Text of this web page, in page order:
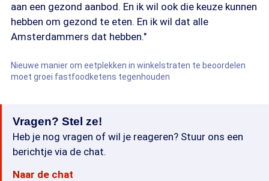
aan een gezond aanbod. En ik wil ook die keuze kunnen
hebben om gezond te eten. En ik wil dat alle
Amsterdammers dat hebben."
Nieuwe manier om eetplekken in winkelstraten te beoordelen
moet groei fastfoodketens tegenhouden
Vragen? Stel ze!
Heb je nog vragen of wil je reageren? Stuur ons een
berichtje via de chat.
Naar de chat